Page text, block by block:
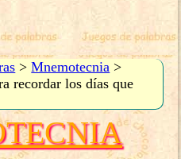
>Mnemotecnia >
recordar los días que